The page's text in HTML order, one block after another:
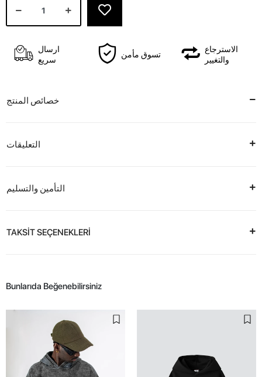
ارسال
سريع
تسوق مأمن
الاسترجاع
والتغيير
خصائص المنتج
التعليقات
التأمين والتسليم
TAKSİT SEÇENEKLERİ
Bunlarıda Beğenebilirsiniz